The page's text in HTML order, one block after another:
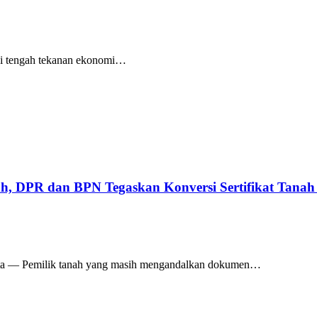
tekanan ekonomi…
DPR dan BPN Tegaskan Konversi Sertifikat
— Pemilik tanah yang masih mengandalkan dokumen…